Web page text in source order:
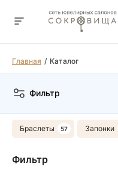
Главная Каталог
Фильтр
Браслеты Запонки
Фильтр